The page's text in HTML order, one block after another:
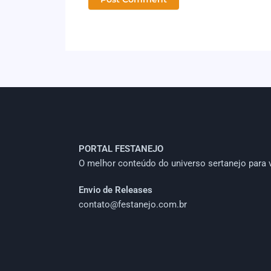
PORTAL FESTANEJO
O melhor conteúdo do universo sertanejo para
Envio de Releases
contato@festanejo.com.br